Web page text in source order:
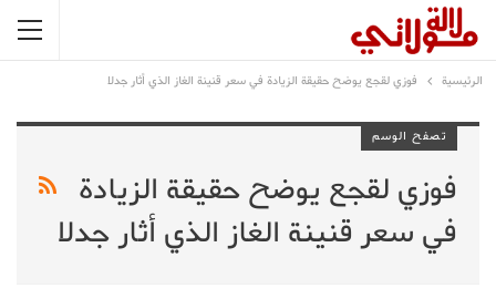
الرئيسية فوزي لقجع يوضح حقيقة الزيادة في سعر قنينة الغاز الذي أثار جدلا
تصفح الوسم
فوزي لقجع يوضح حقيقة الزيادة
في سعر قنينة الغاز الذي أثار جدلا